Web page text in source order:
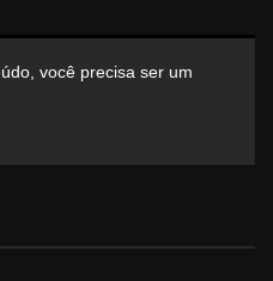
você precisa ser um